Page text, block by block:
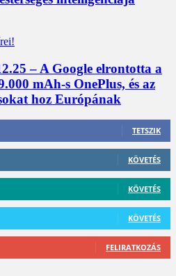
– A Google elrontotta a
mAh-s OnePlus, és az
hoz Európának
TETSZIK
KÖVETÉS
KÖVETÉS
KÖVETÉS
FELIRATKOZÁS